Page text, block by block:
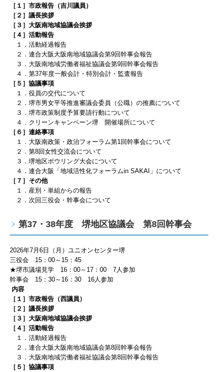
［１］市政報告（吉川議員 ）
［２］議長挨拶
［３］大阪南地域協議会挨拶
［４］ 活動報告
１．活動経過報告
２．連合大阪大阪南地域協議会第9回幹事会報告
３．大阪南地域労働者福祉協議会第9回幹事会報告
４．第37年度一般会計・特別会計・監査報告
［５］協議事項
１．役員の交代について
２．堺市男女平等推進審議会委員（公職）の推薦について
３．堺市政策制度予算要請行動について
４． クリーンキャンペーン堺 開催場所について
［６］連絡事項
１． 大阪南政策・政治フォーラム第1回幹事会について
２． 第8回女性交流会について
３． 堺地区ボウリング大会について
４．連合大阪「地域活性化フォーラムin SAKAI」について
［７］その他
１．産別・単組からの報告
２．次回三役会・幹事会について
第37・38年度 堺地区協議会 第8回幹事会
2026年7 月6日（月）ユニオンセンター堺
三役会 15：00～15：45
★堺市議場見学 16：00～17：00 7人参加
幹事会 15 ：30～ 16 ：30 16人 参加
内容
［１］市政報告（西議員 ）
［２］議長挨拶
［３］大阪南地域協議会挨拶
［４］ 活動報告
１．活動経過報告
２．連合大阪大阪南地域協議会第8回幹事会報告
３．大阪南地域労働者福祉協議会第8回幹事会報告
［５］協議事項